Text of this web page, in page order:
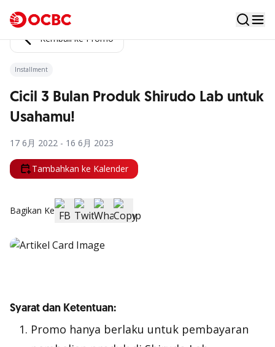
Kembali ke Promo
Installment
Cicil 3 Bulan Produk Shirudo Lab untuk
Usahamu!
17 6月 2022 - 16 6月 2023
Tambahkan ke Kalender
Bagikan Ke
Syarat dan Ketentuan:
Promo hanya berlaku untuk pembayaran